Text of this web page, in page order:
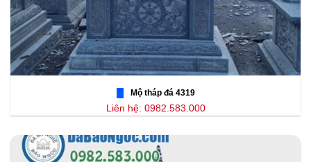
Mộ tháp đá 4319
Liên hệ: 0982.583.000